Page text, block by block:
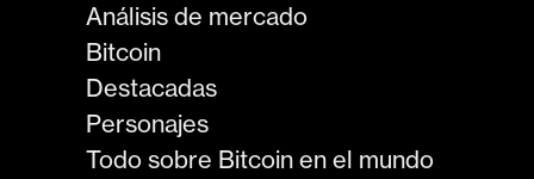
Análisis de mercado
Bitcoin
Destacadas
Personajes
Todo sobre Bitcoin en el mundo